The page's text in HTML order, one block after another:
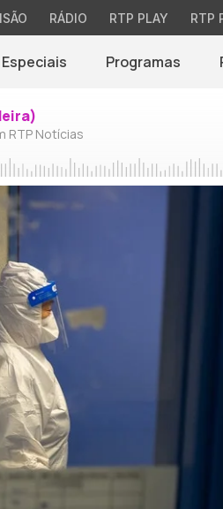
RÁDIO RTP PLAY RTP
Especiais Programas
RTP Notícias